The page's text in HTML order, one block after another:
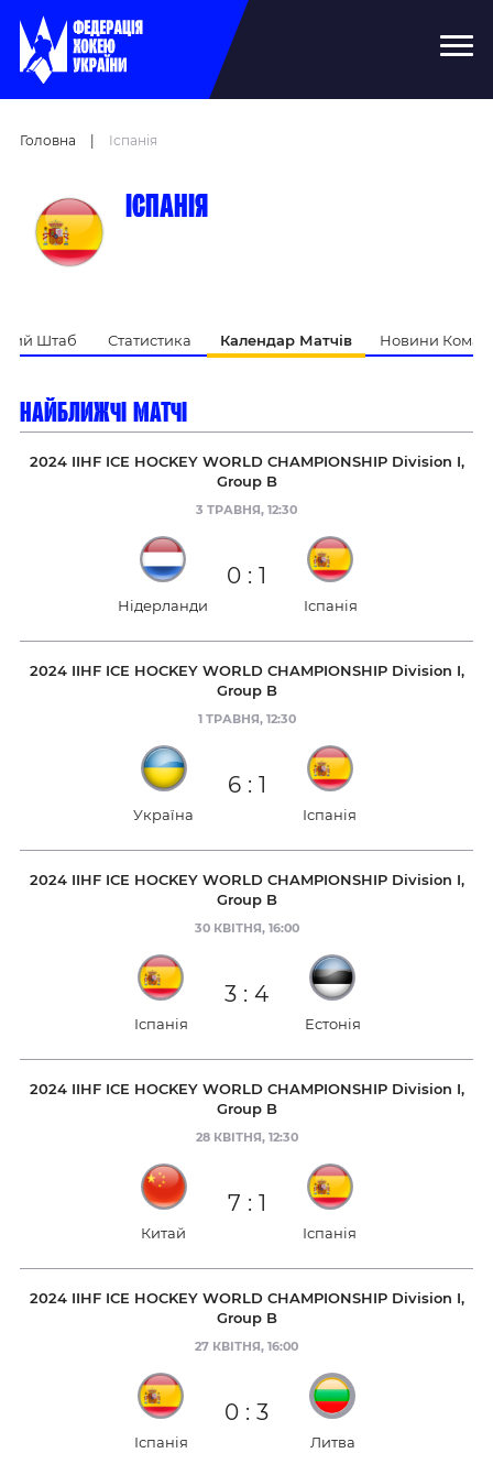
Головна Іспанія
Іспанія
Штаб Статистика Календар Матчів Новини
найближчі матчі
2024 IIHF ICE HOCKEY WORLD CHAMPIONSHIP Division I,
Group B
3 ТРАВНЯ, 12:30
Нідерланди
0 : 1
Іспанія
2024 IIHF ICE HOCKEY WORLD CHAMPIONSHIP Division I,
Group B
1 ТРАВНЯ, 12:30
Україна
6 : 1
Іспанія
2024 IIHF ICE HOCKEY WORLD CHAMPIONSHIP Division I,
Group B
30 КВІТНЯ, 16:00
Іспанія
3 : 4
Естонія
2024 IIHF ICE HOCKEY WORLD CHAMPIONSHIP Division I,
Group B
28 КВІТНЯ, 12:30
Китай
7 : 1
Іспанія
2024 IIHF ICE HOCKEY WORLD CHAMPIONSHIP Division I,
Group B
27 КВІТНЯ, 16:00
Іспанія
0 : 3
Литва